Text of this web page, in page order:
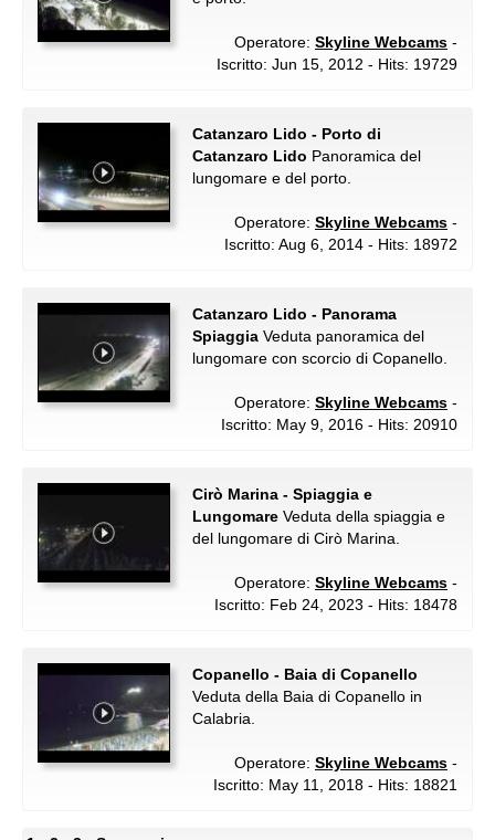
Operatore: Skyline Webcams -
Iscritto: Jun 15, 2012 - Hits: 19729
Catanzaro Lido - Porto di
Catanzaro Lido Panoramica del
lungomare e del porto.
Operatore: Skyline Webcams -
Iscritto: Aug 6, 2014 - Hits: 18972
Catanzaro Lido - Panorama
Spiaggia Veduta panoramica del
lungomare con scorcio di Copanello.
Operatore: Skyline Webcams -
Iscritto: May 9, 2016 - Hits: 20910
Cirò Marina - Spiaggia e
Lungomare Veduta della spiaggia e
del lungomare di Cirò Marina.
Operatore: Skyline Webcams -
Iscritto: Feb 24, 2023 - Hits: 18478
Copanello - Baia di Copanello
Veduta della Baia di Copanello in
Calabria.
Operatore: Skyline Webcams -
Iscritto: May 11, 2018 - Hits: 18821